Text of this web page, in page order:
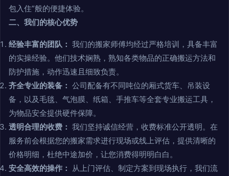
包入住”般的便捷体验。
二、我们的核心优势
经验丰富的团队： 我们的搬家师傅均经过严格培训，具备丰富
的实操经验。他们技术娴熟，熟知各类物品的正确搬运方法和
防护措施，动作迅速且细致负责。
齐全专业的装备： 公司配备有不同吨位的厢式货车、吊装设
备，以及毛毯、气泡膜、纸箱、手推车等全套专业搬运工具，
为物品安全提供硬件保障。
透明合理的收费： 我们坚持诚信经营，收费标准公开透明。在
服务前会根据您的搬家需求进行现场或线上评估，提供清晰的
价格明细，杜绝中途加价，让您消费得明明白白。
安全高效的操作：
从上门评估、制定方案到现场执行，我们流